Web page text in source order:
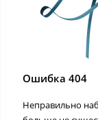
Ошибка 404
Неправильно